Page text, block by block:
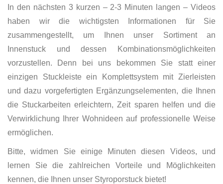
In den nächsten 3 kurzen – 2-3 Minuten langen – Videos
haben wir die wichtigsten Informationen für Sie
zusammengestellt, um Ihnen unser Sortiment an
Innenstuck und dessen Kombinationsmöglichkeiten
vorzustellen. Denn bei uns bekommen Sie statt einer
einzigen Stuckleiste ein Komplettsystem mit Zierleisten
und dazu vorgefertigten Ergänzungselementen, die Ihnen
die Stuckarbeiten erleichtern, Zeit sparen helfen und die
Verwirklichung Ihrer Wohnideen auf professionelle Weise
ermöglichen.
Bitte, widmen Sie einige Minuten diesen Videos, und
lernen Sie die zahlreichen Vorteile und Möglichkeiten
kennen, die Ihnen unser Styroporstuck bietet!